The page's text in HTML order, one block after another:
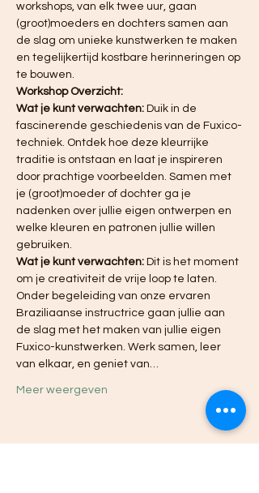
workshops, van elk twee uur, gaan
(groot)moeders en dochters samen aan
de slag om unieke kunstwerken te maken
en tegelijkertijd kostbare herinneringen op
te bouwen.
Workshop Overzicht:
Wat je kunt verwachten: Duik in de
fascinerende geschiedenis van de Fuxico-
techniek. Ontdek hoe deze kleurrijke
traditie is ontstaan en laat je inspireren
door prachtige voorbeelden. Samen met
je (groot)moeder of dochter ga je
nadenken over jullie eigen ontwerpen en
welke kleuren en patronen jullie willen
gebruiken.
Wat je kunt verwachten: Dit is het moment
om je creativiteit de vrije loop te laten.
Onder begeleiding van onze ervaren
Braziliaanse instructrice gaan jullie aan
de slag met het maken van jullie eigen
Fuxico-kunstwerken. Werk samen, leer
van elkaar, en geniet van…
Meer weergeven